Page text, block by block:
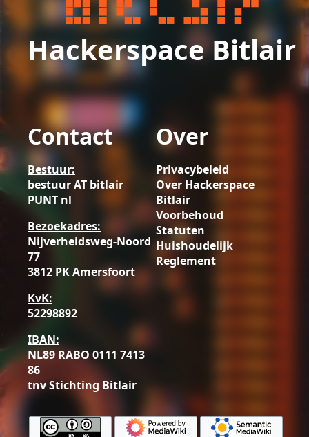
Hackerspace Bitlair
Contact
Bestuur:
bestuur AT bitlair
PUNT nl
Bezoekadres:
Nijverheidsweg-Noord
77
3812 PK Amersfoort
KvK:
52298892
IBAN:
NL89 RABO 0111 7413
86
tnv Stichting Bitlair
Over
Privacybeleid
Over Hackerspace
Bitlair
Voorbehoud
Statuten
Huishoudelijk
Reglement